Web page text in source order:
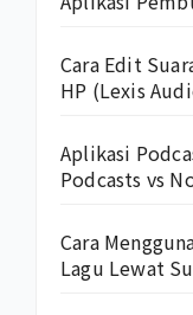
Cara Edit
HP (Lexis
Aplikasi
Podcasts vs
Cara
Lagu Lewat